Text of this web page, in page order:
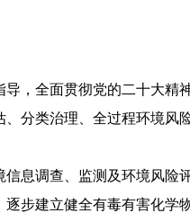
，全面贯彻党的二十大
分类治理、全过程环境风
息调查、监测及环境风
步建立健全有毒有害化学